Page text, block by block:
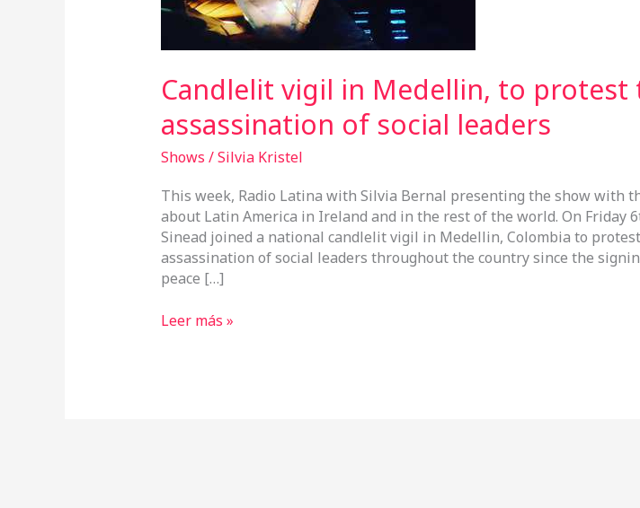
Candlelit vigil in Medellin, to protest
assassination of social leaders
Shows /Silvia Kristel
This week, Radio Latina with Silvia Bernal presenting the show with
about Latin America in Ireland and in the rest of the world. On Friday
Sinead joined a national candlelit vigil in Medellin, Colombia to
assassination of social leaders throughout the country since the
peace […]
the
assassination
of
leaders
Leer más »